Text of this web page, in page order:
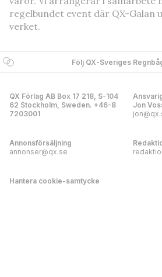
regelbundet event där QX-Galan
verket.
Följ QX-Sveriges
QX Förlag AB Box 17 218, S-104
62 Stockholm, Sweden. +46-8
7203001
Jon
Annonsförsäljning
annonser@qx.se
Hantera cookie-samtycke